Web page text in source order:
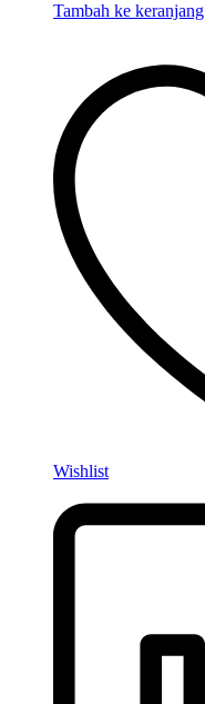
Tambah ke keranjang
Wishlist